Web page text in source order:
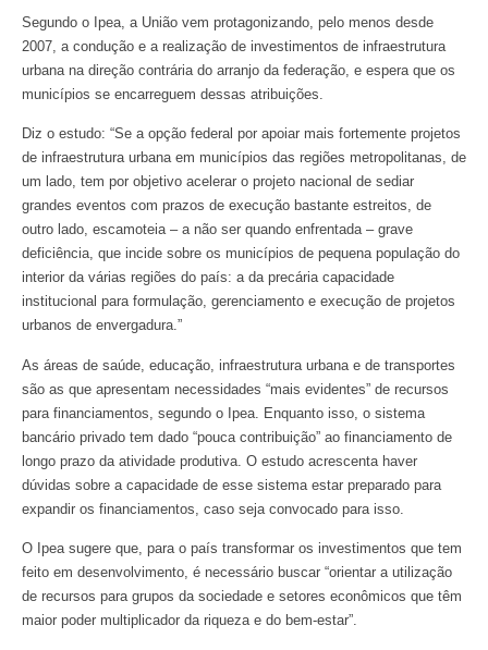
Segundo o Ipea, a União vem protagonizando, pelo menos desde
2007, a condução e a realização de investimentos de infraestrutura
urbana na direção contrária do arranjo da federação, e espera que os
municípios se encarreguem dessas atribuições.
Diz o estudo: “Se a opção federal por apoiar mais fortemente projetos
de infraestrutura urbana em municípios das regiões metropolitanas, de
um lado, tem por objetivo acelerar o projeto nacional de sediar
grandes eventos com prazos de execução bastante estreitos, de
outro lado, escamoteia – a não ser quando enfrentada – grave
deficiência, que incide sobre os municípios de pequena população do
interior da várias regiões do país: a da precária capacidade
institucional para formulação, gerenciamento e execução de projetos
urbanos de envergadura.”
As áreas de saúde, educação, infraestrutura urbana e de transportes
são as que apresentam necessidades “mais evidentes” de recursos
para financiamentos, segundo o Ipea. Enquanto isso, o sistema
bancário privado tem dado “pouca contribuição” ao financiamento de
longo prazo da atividade produtiva. O estudo acrescenta haver
dúvidas sobre a capacidade de esse sistema estar preparado para
expandir os financiamentos, caso seja convocado para isso.
O Ipea sugere que, para o país transformar os investimentos que tem
feito em desenvolvimento, é necessário buscar “orientar a utilização
de recursos para grupos da sociedade e setores econômicos que têm
maior poder multiplicador da riqueza e do bem-estar”.